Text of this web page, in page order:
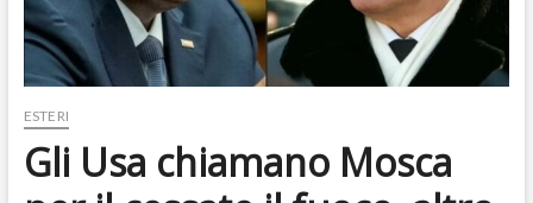
ESTERI
Gli Usa chiamano Mosca